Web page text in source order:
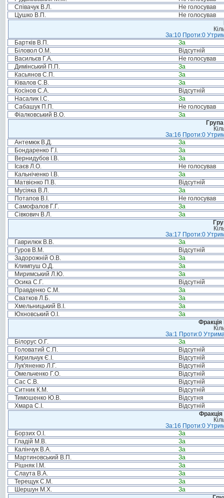
Співачук В.Л.
Не голосував
Цушко В.П.
Не голосував
За:10 Проти:0
Бартків В.П.
За
Біловол О.М.
Відсутній
Васильєв Г.А.
Не голосував
Димінський П.П.
За
Касьянов С.П.
За
Ківалов С.В.
За
Косінов С.А.
Відсутній
Насалик І.С.
За
Сабашук П.П.
Не голосував
Фіалковський В.О.
За
За:16 Проти:0
Антемюк В.Д.
За
Бондаренко Г.І.
За
Вернидубов І.В.
За
Ісаєв Л.О.
Не голосував
Кальніченко І.В.
За
Матвієнко П.В.
Відсутній
Мусіяка В.Л.
За
Потапов В.І.
Не голосував
Самофалов Г.Г.
За
Сівкович В.Л.
За
За:17 Проти:0
Гаврилюк В.В.
За
Гуров В.М.
Відсутній
Задорожній О.В.
За
Климпуш О.Д.
За
Миримський Л.Ю.
За
Осика С.Г.
Відсутній
Правденко С.М.
За
Сватков Л.Б.
За
Хмельницький В.І.
За
Юхновський О.І.
За
За:1 Проти:0
Білорус О.Г.
За
Головатий С.П.
Відсутній
Кирильчук Є.І.
Відсутній
Лук'яненко Л.Г.
Відсутній
Омельченко Г.О.
Відсутній
Сас С.В.
Відсутній
Ситник К.М.
Відсутній
Тимошенко Ю.В.
Відсутня
Хмара С.І.
Відсутній
Фракція
За:16 Проти:0
Борзих О.І.
За
Гладій М.В.
За
Калінчук В.А.
За
Мартиновський В.П.
За
Рішняк І.М.
За
Слаута В.А.
За
Терещук С.М.
За
Шершун М.Х.
За